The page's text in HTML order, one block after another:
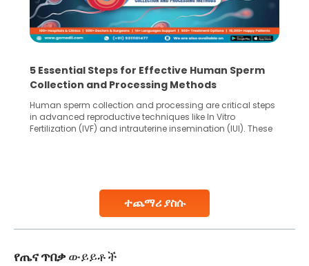
ተጨማሪ ያስሱ
5 Essential Steps for Effective Human Sperm
Collection and Processing Methods
Human sperm collection and processing are critical steps
in advanced reproductive techniques like In Vitro
Fertilization (IVF) and intrauterine insemination (IUI). These
collected, they process the
የጤና ጥበቃውይይቶች